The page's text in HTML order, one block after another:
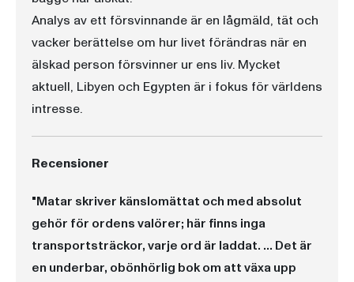
Analys av ett försvinnande är en lågmäld, tät och
vacker berättelse om hur livet förändras när en
älskad person försvinner ur ens liv. Mycket
aktuell, Libyen och Egypten är i fokus för världens
intresse.
Recensioner
"Matar skriver känslomättat och med absolut
gehör för ordens valörer; här finns inga
transportsträckor, varje ord är laddat. ... Det är
en underbar, obönhörlig bok om att växa upp